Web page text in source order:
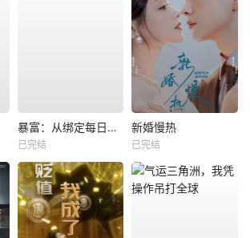
暴富：从绑定每日消费系统开始
已完结
新婚慢热
已完结